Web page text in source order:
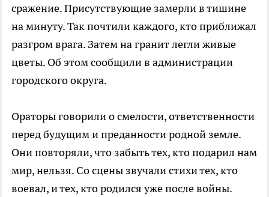
сражение. Присутствующие замерли в тишине
на минуту. Так почтили каждого, кто приближал
разгром врага. Затем на гранит легли живые
цветы. Об этом сообщили в администрации
городского округа.
Ораторы говорили о смелости, ответственности
перед будущим и преданности родной земле.
Они повторяли, что забыть тех, кто подарил нам
мир, нельзя. Со сцены звучали стихи тех, кто
воевал, и тех, кто родился уже после войны.